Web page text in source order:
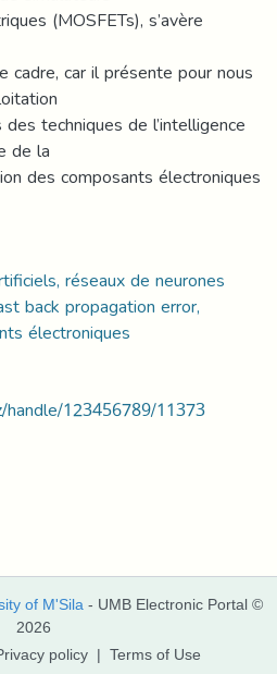
(MOSFETs), s’avère
car il présente pour nous
techniques de l’intelligence
de la
des composants électroniques
réseaux de neurones
back propagation error,
électroniques
123456789/11373
of M'Sila - UMB Electronic Portal ©
2026
policy | Terms of Use